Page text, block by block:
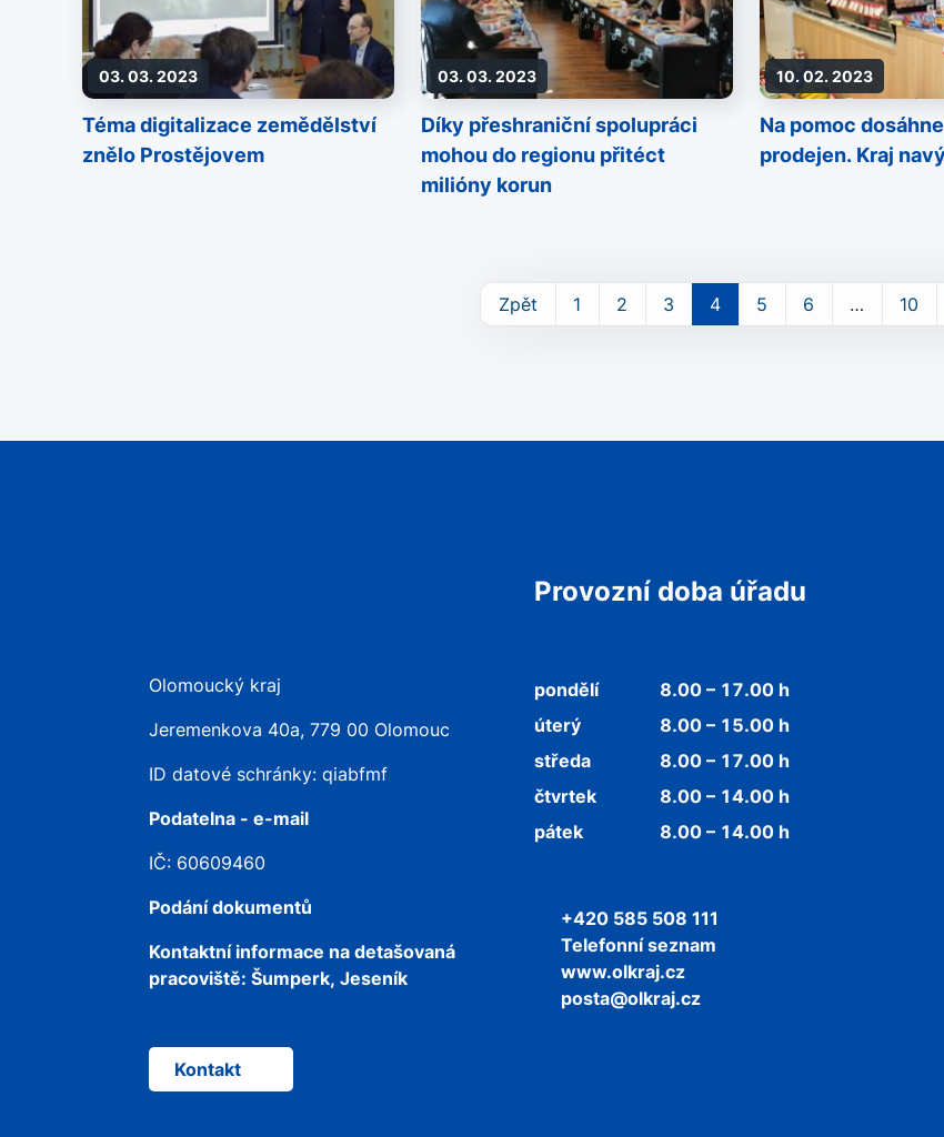
03. 03. 2023
Téma digitalizace zemědělství
znělo Prostějovem
03. 03. 2023
Díky přeshraniční spolupráci
mohou do regionu přitéct
milióny korun
10. 02. 2023
Na pomoc
prodejen. Kraj
Zpět 1 2 3 4 5 6 … 10
Olomoucký kraj
Jeremenkova 40a, 779 00 Olomouc
ID datové schránky: qiabfmf
Podatelna - e-mail
IČ: 60609460
Podání dokumentů
Kontaktní informace na detašovaná
pracoviště: Šumperk, Jeseník
Kontakt
Provozní doba úřadu
pondělí
8.00 – 17.00 h
úterý
8.00 – 15.00 h
středa
8.00 – 17.00 h
čtvrtek
8.00 – 14.00 h
pátek
8.00 – 14.00 h
+420 585 508 111
Telefonní seznam
www.olkraj.cz
posta@olkraj.cz